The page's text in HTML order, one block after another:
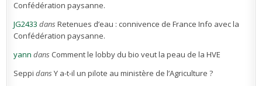
Confédération paysanne.
JG2433 dansRetenues d’eau : connivence de France Info avec la
Confédération paysanne.
yann dans Comment le lobby du bio veut la peau de la HVE
Seppi dansY a-t-il un pilote au ministère de l’Agriculture ?